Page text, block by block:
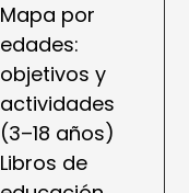
Mapa por
edades:
objetivos y
actividades
(3–18 años)
Libros de